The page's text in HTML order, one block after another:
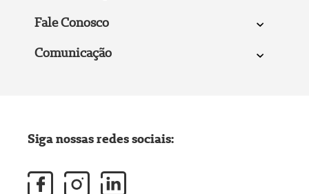
Fale Conosco
Comunicação
Siga nossas redes sociais: